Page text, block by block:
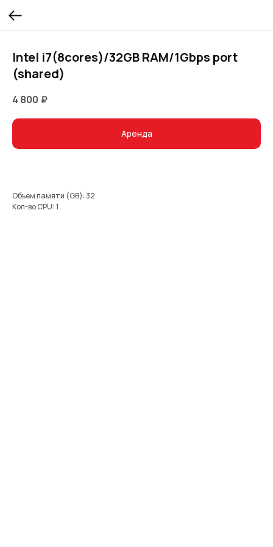
Intel i7(8cores)/32GB RAM/1Gbps port
(shared)
4 800 ₽
Аренда
Объем памяти (GB): 32
Кол-во CPU: 1